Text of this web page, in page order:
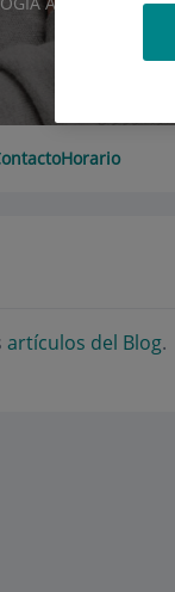
Horario
artículos del Blog.